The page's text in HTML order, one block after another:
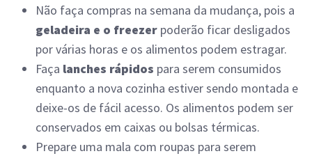
Não faça compras na semana da mudança, pois a
geladeira e o freezer poderão ficar desligados
por várias horas e os alimentos podem estragar.
Faça lanches rápidos para serem consumidos
enquanto a nova cozinha estiver sendo montada e
deixe-os de fácil acesso. Os alimentos podem ser
conservados em caixas ou bolsas térmicas.
Prepare uma mala com roupas para serem